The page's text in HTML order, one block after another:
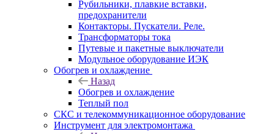
Рубильники, плавкие вставки,
предохранители
Контакторы. Пускатели. Реле.
Трансформаторы тока
Путевые и пакетные выключатели
Модульное оборудование ИЭК
Обогрев и охлаждение
Назад
Обогрев и охлаждение
Теплый пол
СКС и телекоммуникационное оборудование
Инструмент для электромонтажа